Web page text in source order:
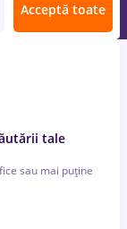
tale
sau mai puține
Acceptă toate